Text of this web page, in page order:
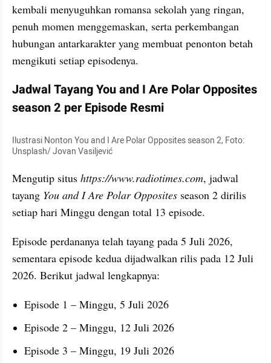
kembali menyuguhkan romansa sekolah yang ringan,
penuh momen menggemaskan, serta perkembangan
hubungan antarkarakter yang membuat penonton betah
mengikuti setiap episodenya.
Jadwal Tayang You and I Are Polar Opposites
season 2 per Episode Resmi
Ilustrasi Nonton You and I Are Polar Opposites season 2, Foto:
Unsplash/ Jovan Vasiljević
Mengutip situs https://www.radiotimes.com, jadwal
tayang You and I Are Polar Opposites season 2 dirilis
setiap hari Minggu dengan total 13 episode.
Episode perdananya telah tayang pada 5 Juli 2026,
sementara episode kedua dijadwalkan rilis pada 12 Juli
2026. Berikut jadwal lengkapnya:
Episode 1 – Minggu, 5 Juli 2026
Episode 2 – Minggu, 12 Juli 2026
Episode 3 – Minggu, 19 Juli 2026